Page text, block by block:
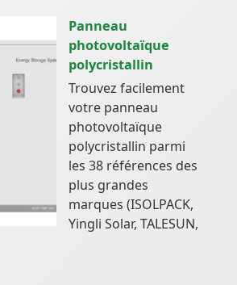
Panneau
photovoltaïque
polycristallin
Trouvez facilement
votre panneau
photovoltaïque
polycristallin parmi
les 38 références des
plus grandes
marques (ISOLPACK,
Yingli Solar, TALESUN,